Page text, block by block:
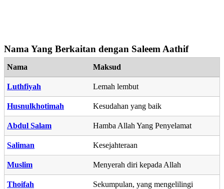
Nama Yang Berkaitan dengan Saleem Aathif
Nama Maksud
Luthfiyah Lemah lembut
Husnulkhotimah Kesudahan yang baik
Abdul Salam Hamba Allah Yang Penyelamat
Saliman Kesejahteraan
Muslim Menyerah diri kepada Allah
Thoifah Sekumpulan, yang mengelilingi